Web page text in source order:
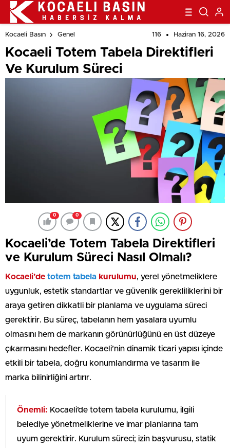
Kocaeli Basın Genel 116 Haziran 16, 2026
Kocaeli Totem Tabela Direktifleri
Ve Kurulum Süreci
0 0
Kocaeli’de Totem Tabela Direktifleri
ve Kurulum Süreci Nasıl Olmalı?
Kocaeli’de totem tabela kurulumu, yerel yönetmeliklere
uygunluk, estetik standartlar ve güvenlik gerekliliklerini bir
araya getiren dikkatli bir planlama ve uygulama süreci
gerektirir. Bu süreç, tabelanın hem yasalara uyumlu
olmasını hem de markanın görünürlüğünü en üst düzeye
çıkarmasını hedefler. Kocaeli’nin dinamik ticari yapısı içinde
etkili bir tabela, doğru konumlandırma ve tasarım ile
marka bilinirliğini artırır.
Önemli: Kocaeli’de totem tabela kurulumu, ilgili
belediye yönetmeliklerine ve imar planlarına tam
uyum gerektirir. Kurulum süreci; izin başvurusu, statik